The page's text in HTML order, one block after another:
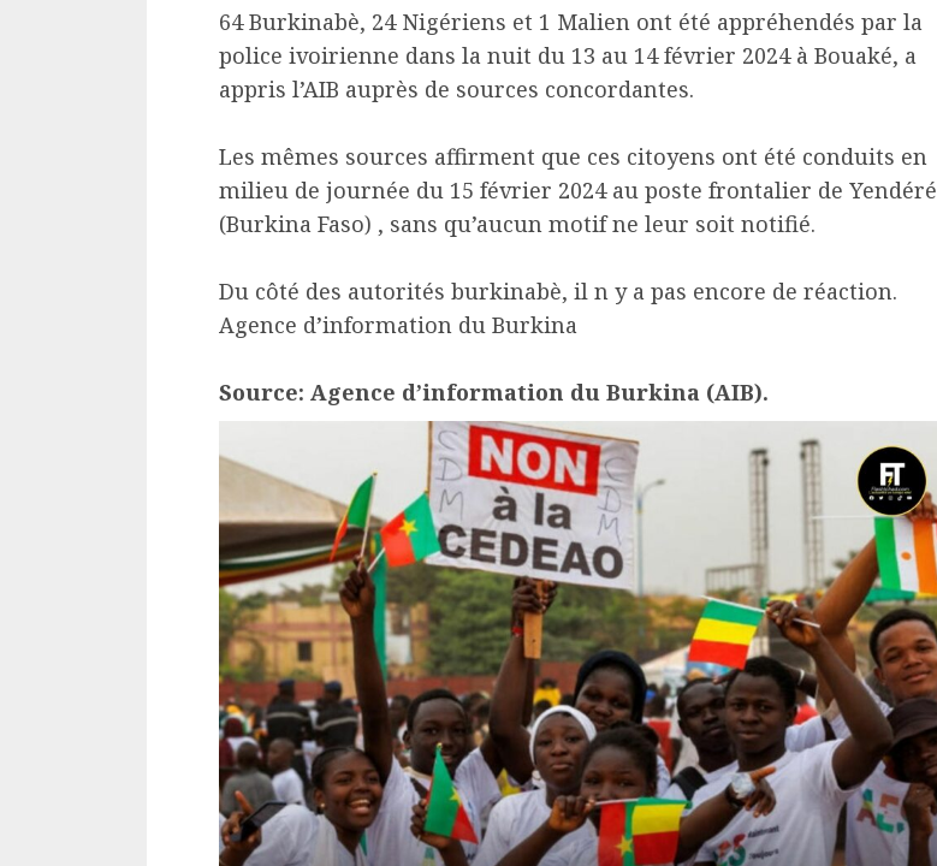
64 Burkinabè, 24 Nigériens et 1 Malien ont été appréhendés par la
police ivoirienne dans la nuit du 13 au 14 février 2024 à Bouaké, a
appris l’AIB auprès de sources concordantes.
Les mêmes sources affirment que ces citoyens ont été conduits en
milieu de journée du 15 février 2024 au poste frontalier de Yendéré
(Burkina Faso) , sans qu’aucun motif ne leur soit notifié.
Du côté des autorités burkinabè, il n y a pas encore de réaction.
Agence d’information du Burkina
Source: Agence d’information du Burkina (AIB).